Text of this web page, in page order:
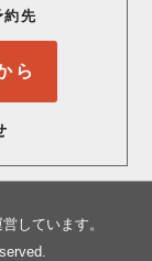
約先
ら
しています。